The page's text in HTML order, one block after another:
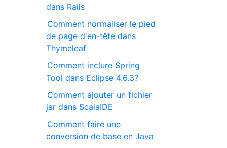
dans Rails
Comment normaliser le pied
de page d'en-tête dans
Thymeleaf
Comment inclure Spring
Tool dans Eclipse 4.6.3?
Comment ajouter un fichier
jar dans ScalaIDE
Comment faire une
conversion de base en Java